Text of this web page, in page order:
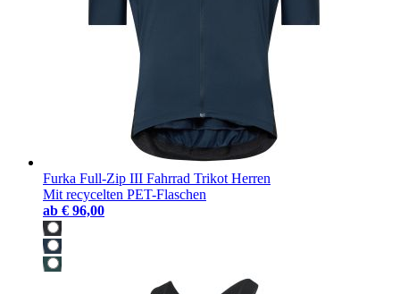
Furka Full-Zip III Fahrrad Trikot Herren
Mit recycelten PET-Flaschen
ab € 96,00